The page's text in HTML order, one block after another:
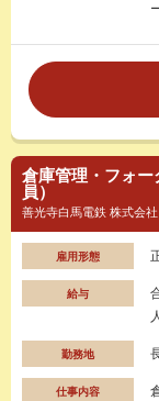
倉庫管理・フォ
員）
善光寺白馬電鉄 株式会社
雇用形態
給与
勤務地
仕事内容